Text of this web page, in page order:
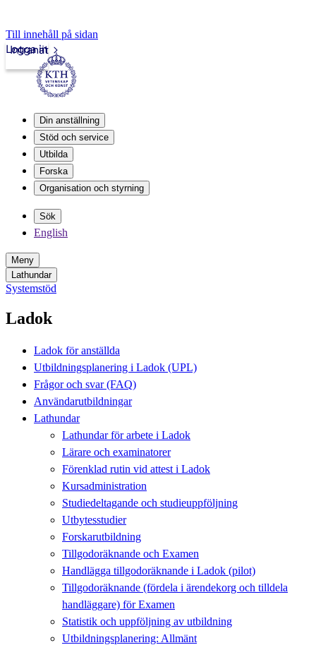
Till innehåll på sidan
Intranät
Logga in
Din anställning
Stöd och service
Utbilda
Forska
Organisation och styrning
Sök
English
Meny
Lathundar
Systemstöd
Ladok
Ladok för anställda
Utbildningsplanering i Ladok (UPL)
Frågor och svar (FAQ)
Användarutbildningar
Lathundar
Lathundar för arbete i Ladok
Lärare och examinatorer
Förenklad rutin vid attest i Ladok
Kursadministration
Studiedeltagande och studieuppföljning
Utbytesstudier
Forskarutbildning
Tillgodoräknande och Examen
Handlägga tillgodoräknande i Ladok (pilot)
Tillgodoräknande (fördela i ärendekorg och tilldela
handläggare) för Examen
Statistik och uppföljning av utbildning
Utbildningsplanering: Allmänt